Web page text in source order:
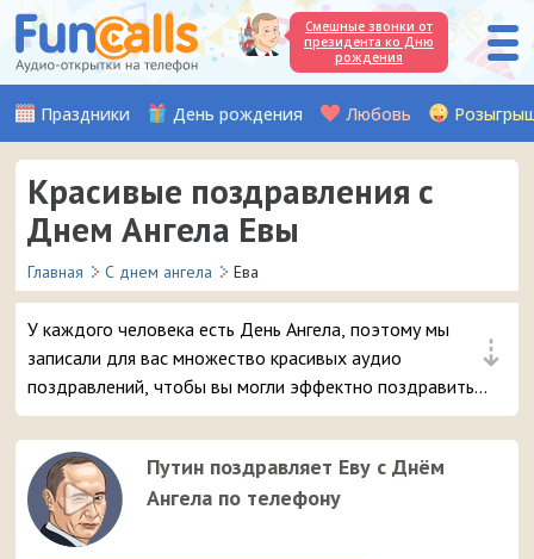
Смешные звонки от
президента ко Дню
рождения
Праздники День рождения Любовь
Красивые поздравления с
Днем Ангела Евы
Главная С днем ангела Ева
⇣
У каждого человека есть День Ангела, поэтому мы
записали для вас множество красивых аудио
поздравлений, чтобы вы могли эффектно поздравить
вашу подругу или знакомую с именем Ева. Просто
выберите самое интересное поздравление с
именинами и отправьте его в 3 клика на мобильный
телефон адресата.
Путин поздравляет Еву с Днём
Ангела по телефону